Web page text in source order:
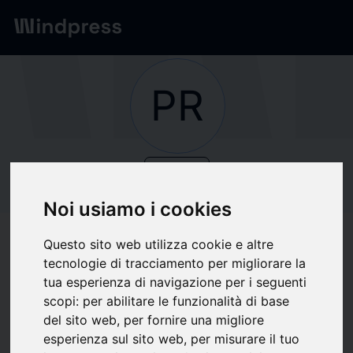
Noi usiamo i cookies
Questo sito web utilizza cookie e altre
tecnologie di tracciamento per migliorare la
tua esperienza di navigazione per i seguenti
scopi: per abilitare le funzionalità di base
del sito web, per fornire una migliore
esperienza sul sito web, per misurare il tuo
Network/Società
PR
PR News Wire
Di cosa scriviamo